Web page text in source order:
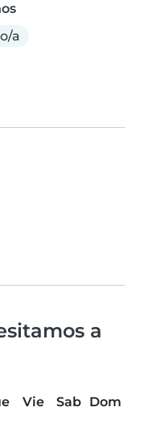
a
a
Vie Sab
Dom